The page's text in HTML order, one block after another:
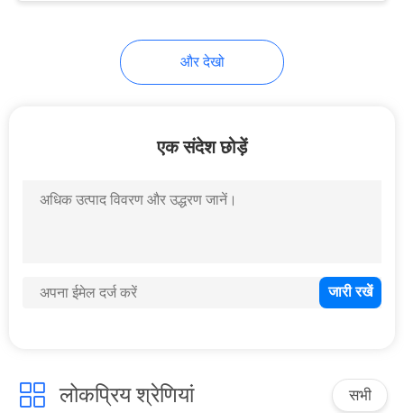
Inflatable पानी पूल
Inflatable जल खिलौने
और देखो
एक संदेश छोड़ें
लोकप्रिय श्रेणियां सभी